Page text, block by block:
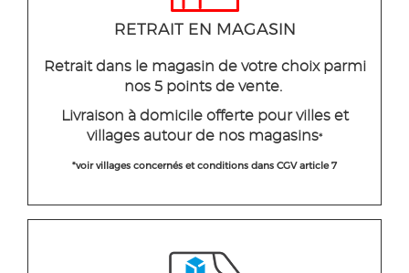
RETRAIT EN MAGASIN
Retrait dans le magasin de votre choix parmi
nos 5 points de vente.
Livraison à domicile offerte pour villes et
villages autour de nos magasins*
*voir villages concernés et conditions dans CGV article 7